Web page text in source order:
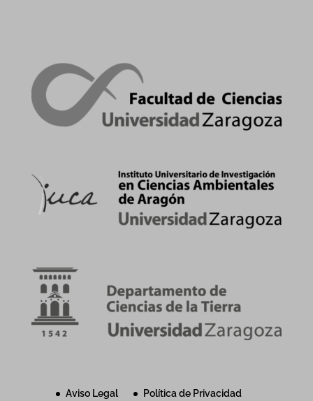
Aviso Legal
Política de Privacidad